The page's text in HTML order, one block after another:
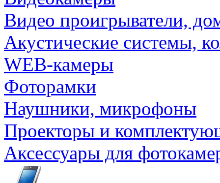
Видео проигрыватели,
Акустические системы,
WEB-камеры
Фоторамки
Наушники, микрофоны
Проекторы и
Аксессуары для